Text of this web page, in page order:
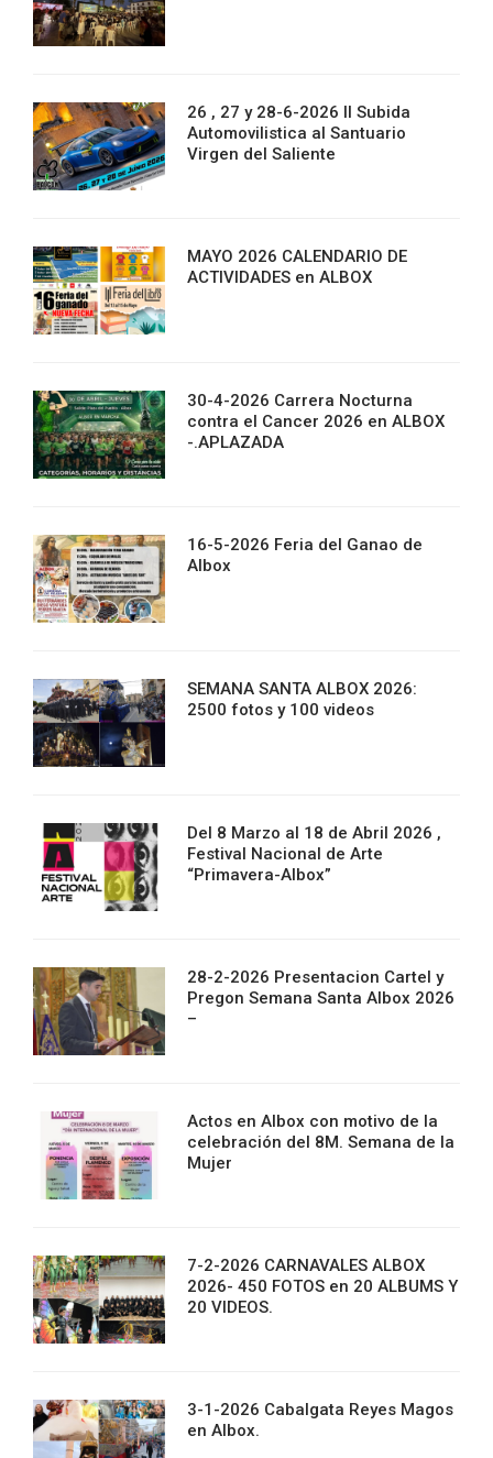
26 , 27 y 28-6-2026 II Subida
Automovilistica al Santuario
Virgen del Saliente
MAYO 2026 CALENDARIO DE
ACTIVIDADES en ALBOX
30-4-2026 Carrera Nocturna
contra el Cancer 2026 en ALBOX
-.APLAZADA
16-5-2026 Feria del Ganao de
Albox
SEMANA SANTA ALBOX 2026:
2500 fotos y 100 videos
Del 8 Marzo al 18 de Abril 2026 ,
Festival Nacional de Arte
“Primavera-Albox”
28-2-2026 Presentacion Cartel y
Pregon Semana Santa Albox 2026
–
Actos en Albox con motivo de la
celebración del 8M. Semana de la
Mujer
7-2-2026 CARNAVALES ALBOX
2026- 450 FOTOS en 20 ALBUMS Y
20 VIDEOS.
3-1-2026 Cabalgata Reyes Magos
en Albox.